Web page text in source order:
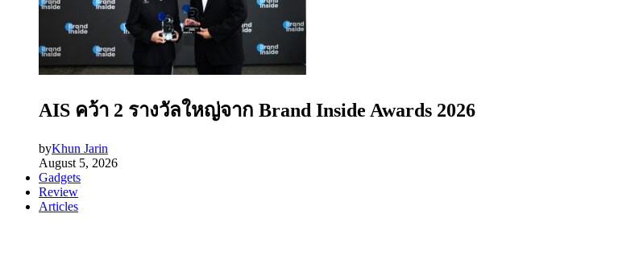
AIS คว้า 2 รางวัลใหญ่จาก Brand Inside Awards 2026
byKhun Jarin
August 5, 2026
Gadgets
Review
Articles